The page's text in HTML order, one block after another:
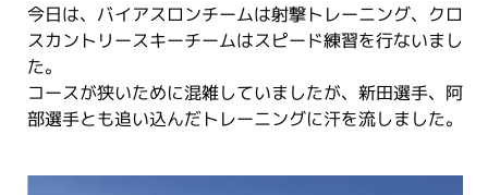
今日は、バイアスロンチームは射撃トレーニング、クロ
スカントリースキーチームはスピード練習を行ないまし
た。
コースが狭いために混雑していましたが、新田選手、阿
部選手とも追い込んだトレーニングに汗を流しました。